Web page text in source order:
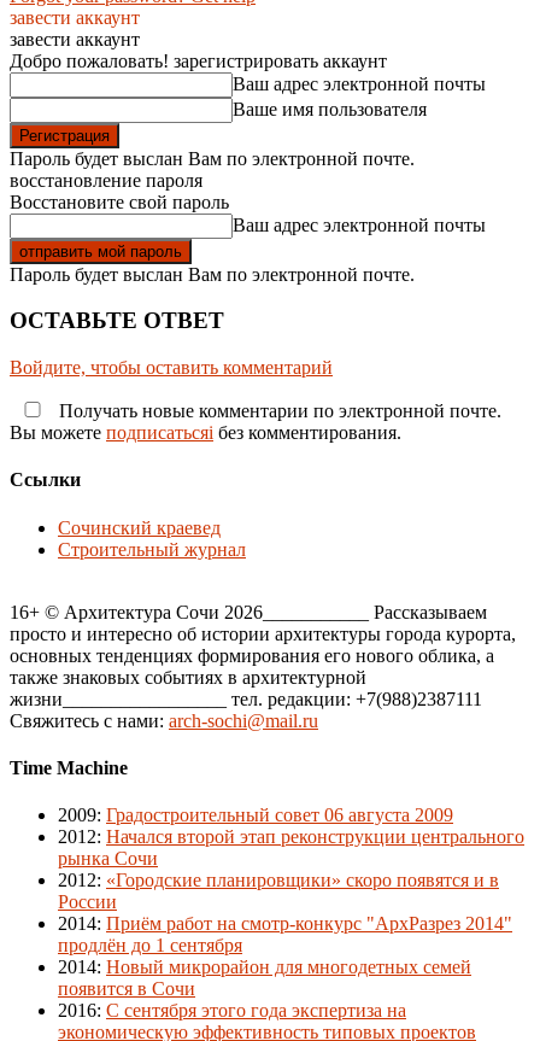
завести аккаунт
завести аккаунт
Добро пожаловать! зарегистрировать аккаунт
Ваш адрес электронной почты
Ваше имя пользователя
Пароль будет выслан Вам по электронной почте.
восстановление пароля
Восстановите свой пароль
Ваш адрес электронной почты
Пароль будет выслан Вам по электронной почте.
ОСТАВЬТЕ ОТВЕТ
Войдите, чтобы оставить комментарий
Получать новые комментарии по электронной почте.
Вы можете подписатьсяi без комментирования.
Ссылки
Сочинский краевед
Строительный журнал
16+ © Архитектура Сочи 2026___________ Рассказываем
просто и интересно об истории архитектуры города курорта,
основных тенденциях формирования его нового облика, а
также знаковых событиях в архитектурной
жизни_________________ тел. редакции: +7(988)2387111
Свяжитесь с нами: arch-sochi@mail.ru
Time Machine
2009: Градостроительный совет 06 августа 2009
2012: Начался второй этап реконструкции центрального
рынка Сочи
2012: «Городские планировщики» скоро появятся и в
России
2014: Приём работ на смотр-конкурс "АрхРазрез 2014"
продлён до 1 сентября
2014: Новый микрорайон для многодетных семей
появится в Сочи
2016: С сентября этого года экспертиза на
экономическую эффективность типовых проектов